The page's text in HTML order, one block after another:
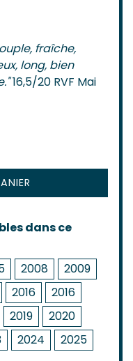
fraîche,
long, bien
16,5/20 RVF Mai
dans ce
2008
2009
2016
2016
2019
2020
2024 2025